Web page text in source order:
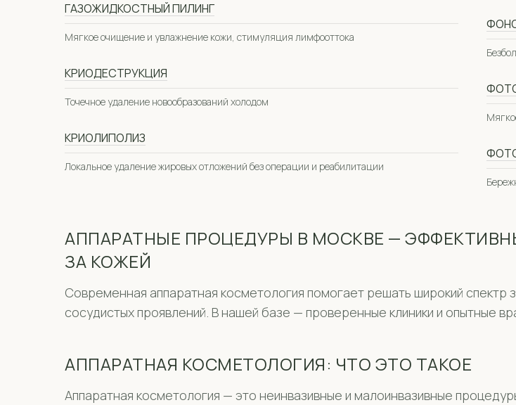
ГАЗОЖИДКОСТНЫЙ ПИЛИНГ
Мягкое очищение и увлажнение кожи, стимуляция лимфооттока
КРИОДЕСТРУКЦИЯ
Точечное удаление новообразований холодом
КРИОЛИПОЛИЗ
Локальное удаление жировых отложений без операции и реабилитации
АППАРАТНЫЕ ПРОЦЕДУРЫ В МОСКВЕ —
ЗА КОЖЕЙ
Современная аппаратная косметология помогает решать широкий
сосудистых проявлений. В нашей базе — проверенные клиники и опытные
АППАРАТНАЯ КОСМЕТОЛОГИЯ: ЧТО ЭТО ТАКОЕ
Аппаратная косметология — это неинвазивные и малоинвазивные